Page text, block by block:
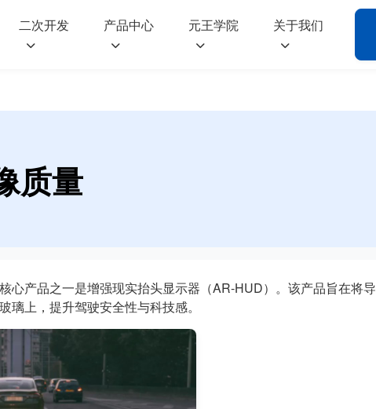
二次开发 产品中心 元王学院 关于我们
质量
心产品之一是增强现实抬头显示器（AR-HUD）。该产品旨在将导
上，提升驾驶安全性与科技感。